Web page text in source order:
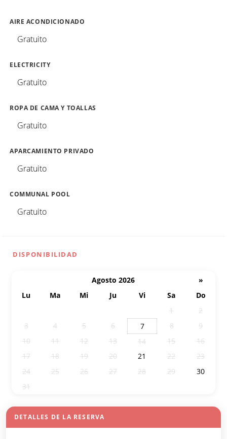
AIRE ACONDICIONADO
Gratuito
ELECTRICITY
Gratuito
ROPA DE CAMA Y TOALLAS
Gratuito
APARCAMIENTO PRIVADO
Gratuito
COMMUNAL POOL
Gratuito
DISPONIBILIDAD
Agosto 2026
»
Lu
Ma Mi Ju Vi Sa
Do
1
2
3
4 5 6 7 8
9
10
11 12 13 14 15
16
17
18 19 20 21 22
23
24
25 26 27 28 29
30
31
DETALLES DE LA RESERVA